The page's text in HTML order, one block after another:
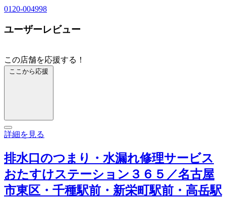
0120-004998
ユーザーレビュー
この店舗を応援する！
ここから応援
詳細を見る
排水口のつまり・水漏れ修理サービス
おたすけステーション３６５／名古屋
市東区・千種駅前・新栄町駅前・高岳駅